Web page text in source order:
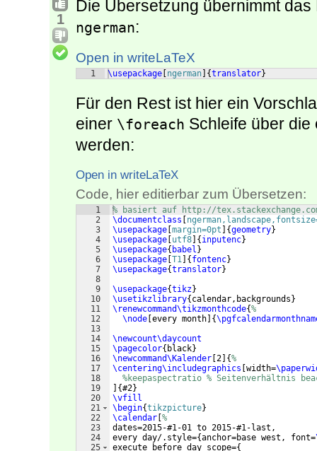
1
Die Übersetzung übernimmt
ngerman:
Open in writeLaTeX
1 \usepackage ngerman {translator}
Für den Rest ist hier ein
einer \foreach Schleife über
werden:
Open in writeLaTeX
Code, hier editierbar zum Übersetzen:
1
2
3
4
5
6
7
8
9
10
11
12
13
14
15
16
17
18
19
20
21
22
23
24
25
% basiert auf http://
\documentclass
\usepackage margin=0pt {geometry}
\usepackage utf8 { inputenc}
\usepackage{ babel }
\usepackage T1 { fontenc}
\usepackage{translator}
\usepackage{tikz}
\usetikzlibrary{ calendar,backgrounds }
\renewcommand\tikzmonthcode{%
\node every month {
\newcount\daycount
\pagecolor{ black}
\newcommand\Kalender 2 {%
\centering\includegraphics width=
%keepaspectratio % Seitenverhältnis
{#2}
\vfill
\begin{tikzpicture}
\calendar %
dates=2015-#1-01 to 2015-#1-last,
every day/.style={anchor=base west, font=
execute before day scope={